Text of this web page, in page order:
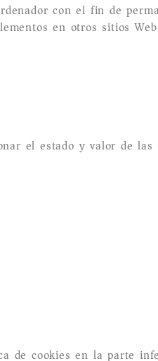
con el fin de
en otros sitios
el estado y valor de las
de cookies en la parte